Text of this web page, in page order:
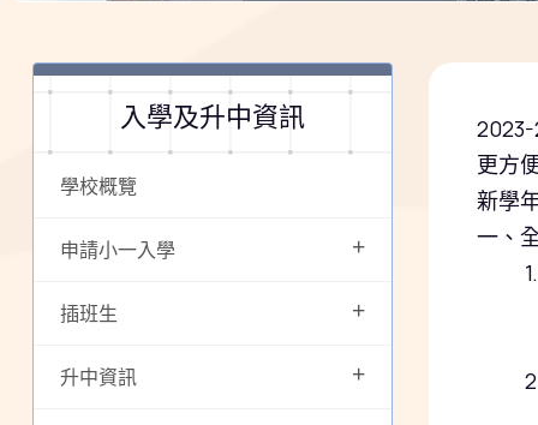
入學及升中資訊
學校概覽
申請小一入學 +
插班生 +
升中資訊 +
更方
新學
一、
1.
2.